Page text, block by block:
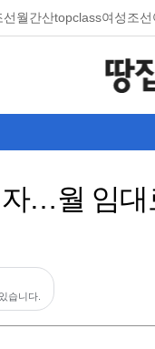
선월간산topclass여성조선
…월 임대
습니다.